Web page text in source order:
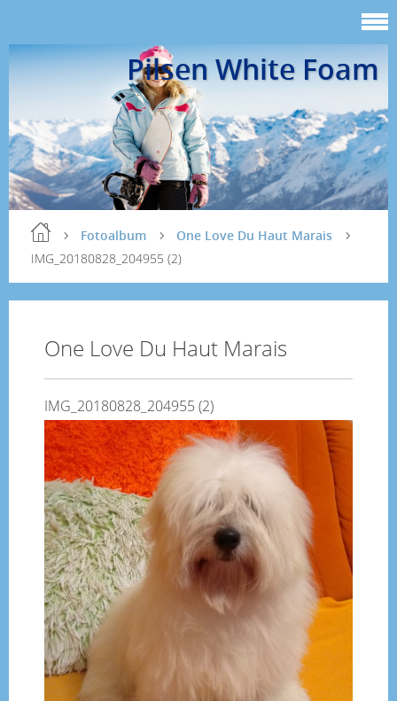
Pilsen White Foam
Fotoalbum
One Love Du Haut Marais
IMG_20180828_204955 (2)
One Love Du Haut Marais
IMG_20180828_204955 (2)